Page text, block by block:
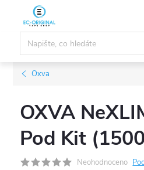
obsah
Oxva
OXVA
Pod Kit
Neohodnoceno